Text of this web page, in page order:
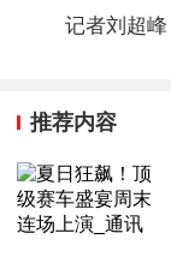
记者刘超峰
推荐内容